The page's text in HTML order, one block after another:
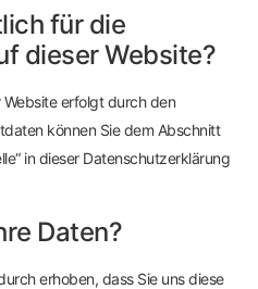
für die
dieser Website?
erfolgt durch den
können Sie dem Abschnitt
in dieser Datenschutzerklärung
Daten?
erhoben, dass Sie uns diese